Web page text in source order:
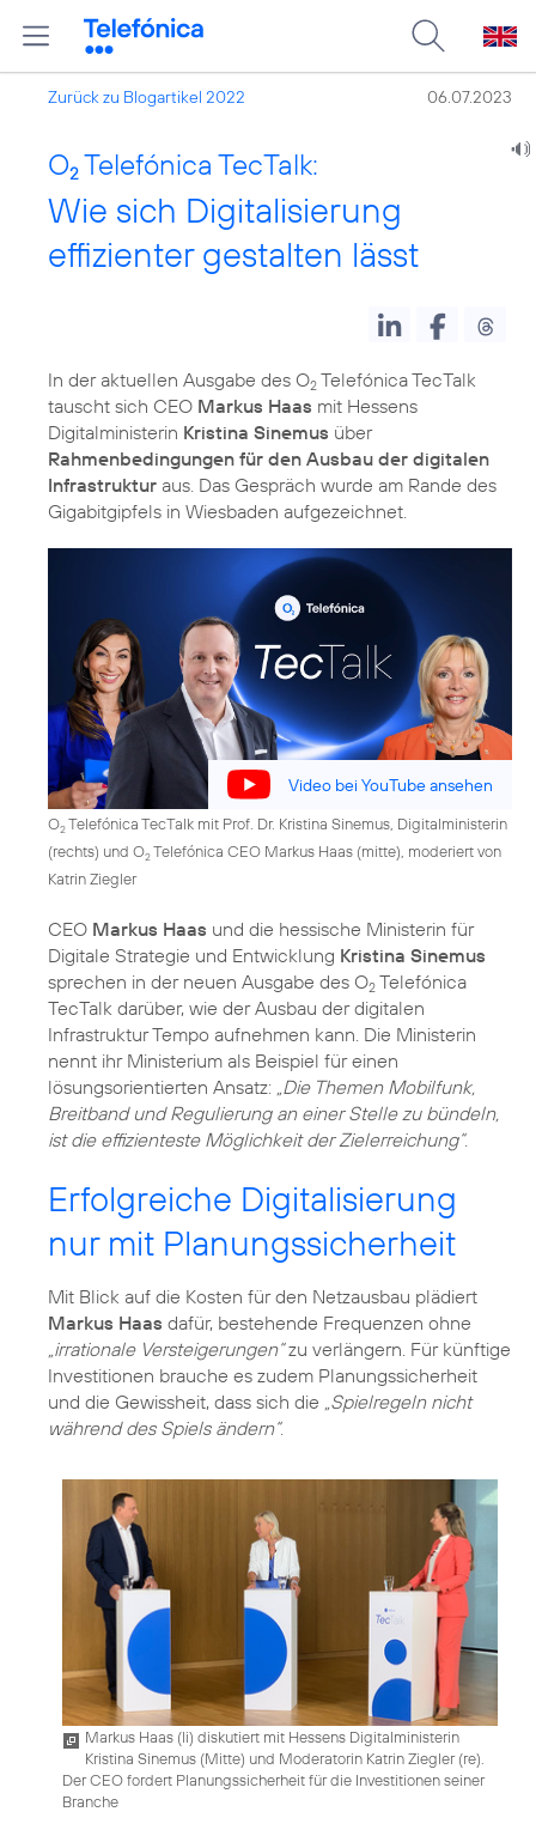
Zurück zu Blogartikel 2022 06.07.2023
O2 Telefónica TecTalk:
Wie sich Digitalisierung
effizienter gestalten lässt
In der aktuellen Ausgabe des O2 Telefónica TecTalk
tauscht sich CEO Markus Haas mit Hessens
Digitalministerin Kristina Sinemus über
Rahmenbedingungen für den Ausbau der digitalen
Infrastruktur aus. Das Gespräch wurde am Rande des
Gigabitgipfels in Wiesbaden aufgezeichnet.
Video bei YouTube ansehen
O2Telefónica TecTalk mit Prof. Dr. Kristina Sinemus, Digitalministerin
(rechts) und O2Telefónica CEO Markus Haas (mitte), moderiert von
Katrin Ziegler
CEO Markus Haas und die hessische Ministerin für
Digitale Strategie und Entwicklung Kristina Sinemus
sprechen in der neuen Ausgabe des O2 Telefónica
TecTalk darüber, wie der Ausbau der digitalen
Infrastruktur Tempo aufnehmen kann. Die Ministerin
nennt ihr Ministerium als Beispiel für einen
lösungsorientierten Ansatz: „Die Themen Mobilfunk,
Breitband und Regulierung an einer Stelle zu bündeln,
ist die effizienteste Möglichkeit der Zielerreichung“.
Erfolgreiche Digitalisierung
nur mit Planungssicherheit
Mit Blick auf die Kosten für den Netzausbau plädiert
Markus Haas dafür, bestehende Frequenzen ohne
„irrationale Versteigerungen“zu verlängern. Für künftige
Investitionen brauche es zudem Planungssicherheit
und die Gewissheit, dass sich die „Spielregeln nicht
während des Spiels ändern“.
Markus Haas (li) diskutiert mit Hessens Digitalministerin
Kristina Sinemus (Mitte) und Moderatorin Katrin Ziegler (re).
Der CEO fordert Planungssicherheit für die Investitionen seiner
Branche